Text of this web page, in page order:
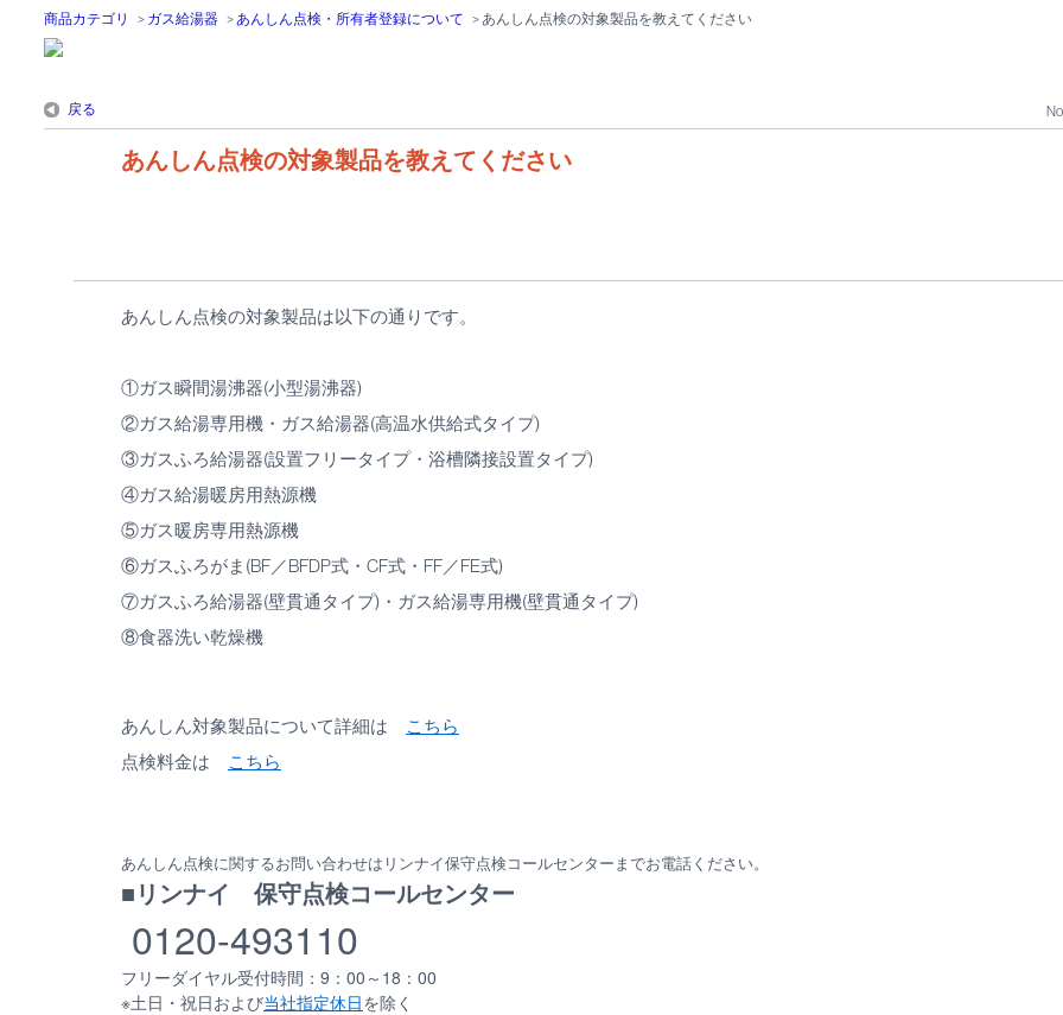
商品カテゴリ > ガス給湯器 >あんしん点検・所有者登録について >あんしん点検の対象製品を教えてください
戻る
あんしん点検の対象製品を教えてください
あんしん点検の対象製品は以下の通りです。
①ガス瞬間湯沸器(小型湯沸器)
②ガス給湯専用機・ガス給湯器(高温水供給式タイプ)
③ガスふろ給湯器(設置フリータイプ・浴槽隣接設置タイプ)
④ガス給湯暖房用熱源機
⑤ガス暖房専用熱源機
⑥ガスふろがま(BF／BFDP式・CF式・FF／FE式)
⑦ガスふろ給湯器(壁貫通タイプ)・ガス給湯専用機(壁貫通タイプ)
⑧食器洗い乾燥機
あんしん対象製品について詳細は
こちら
点検料金は
こちら
あんしん点検に関するお問い合わせはリンナイ保守点検コールセンターまでお電話ください。
■リンナイ 保守点検コールセンター
0120-493110
フリーダイヤル受付時間：9：00～18：00
※土日・祝日および当社指定休日を除く